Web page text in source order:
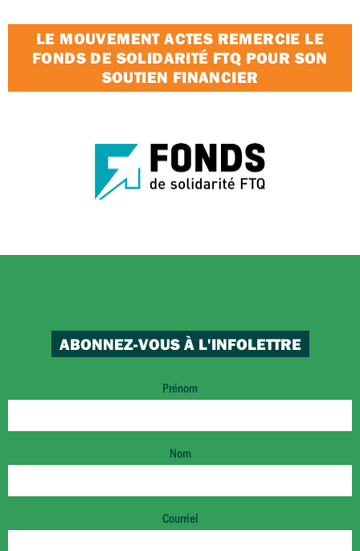
LE MOUVEMENT ACTES REMERCIE LE
FONDS DE SOLIDARITÉ FTQ POUR SON
SOUTIEN FINANCIER
ABONNEZ-VOUS À L'INFOLETTRE
Prénom
Nom
Courriel